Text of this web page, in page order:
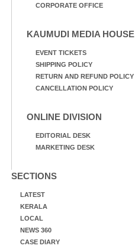
CORPORATE OFFICE
KAUMUDI MEDIA HOUSE
EVENT TICKETS
SHIPPING POLICY
RETURN AND REFUND POLICY
CANCELLATION POLICY
ONLINE DIVISION
EDITORIAL DESK
MARKETING DESK
SECTIONS
LATEST
KERALA
LOCAL
NEWS 360
CASE DIARY